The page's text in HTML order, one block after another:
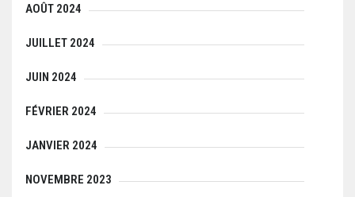
AOÛT 2024
JUILLET 2024
JUIN 2024
FÉVRIER 2024
JANVIER 2024
NOVEMBRE 2023